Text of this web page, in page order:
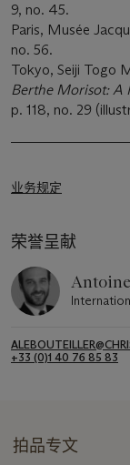
9, no. 45.
Paris, Musée
no. 56.
Tokyo, Seiji Togo
Berthe Morisot: A
p. 118, no. 29
业务规定
荣誉呈献
+33 (0)1 40 76 85 83
拍品专文